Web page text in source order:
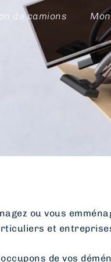
de camions
ou vous
et
de vos